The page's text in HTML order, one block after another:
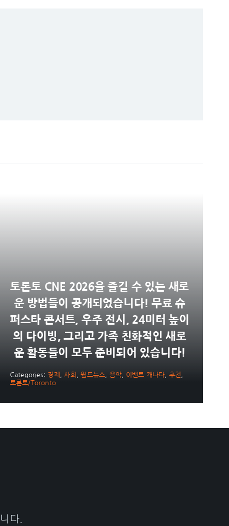
토론토 CNE 2026을 즐길 수 있는 새로
운 방법들이 공개되었습니다! 무료 슈
퍼스타 콘서트, 우주 전시, 24미터 높이
의 다이빙, 그리고 가족 친화적인 새로
운 활동들이 모두 준비되어 있습니다!
Categories: 경제 ,사회 ,월드뉴스 음악 이밴트 캐나다 추천
토론토/Toronto
다.